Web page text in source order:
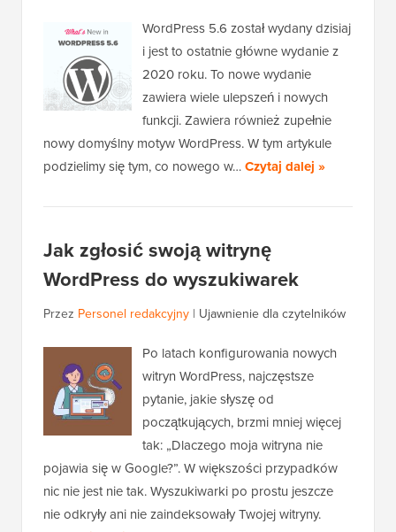
WordPress 5.6 został wydany dzisiaj
i jest to ostatnie główne wydanie z
2020 roku. To nowe wydanie
zawiera wiele ulepszeń i nowych
funkcji. Zawiera również zupełnie
nowy domyślny motyw WordPress. W tym artykule
podzielimy się tym, co nowego w…Czytaj dalej »
Jak zgłosić swoją witrynę
WordPress do wyszukiwarek
Przez Personel redakcyjny | Ujawnienie dla czytelników
Po latach konfigurowania nowych
witryn WordPress, najczęstsze
pytanie, jakie słyszę od
początkujących, brzmi mniej więcej
tak: „Dlaczego moja witryna nie
pojawia się w Google?”. W większości przypadków
nic nie jest nie tak. Wyszukiwarki po prostu jeszcze
nie odkryły ani nie zaindeksowały Twojej witryny.